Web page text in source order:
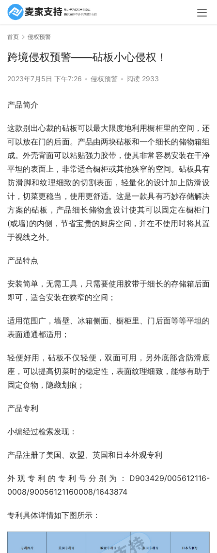
首页 侵权预警
跨境侵权预警——砧板小心侵权！
2023年7月5日 下午7:26 • 侵权预警 • 阅读 2933
产品简介
这款别出心裁的砧板可以最大限度地利用橱柜里的空间，还
可以放在门的后面。产品由两块砧板和一个细长的储物箱组
成。外壳背面可以粘贴强力胶带，使其非常容易安装在干净
平坦的表面上，非常适合橱柜或其他狭窄的空间。砧板具有
防滑脚和纹理细致的切割表面，轻量化的设计加上防滑设
计，切菜更稳当，使用更舒适。这是一款具有巧妙存储解决
方案的砧板，产品细长储物盒设计使其可以固定在橱柜门
(或墙)的内侧，节省宝贵的厨房空间，并在不使用时将其置
于视线之外。
产品特点
安装简单，无需工具，只需要使用胶带于细长的存储箱后面
即可，适合安装在狭窄的空间；
适用范围广，墙壁、冰箱侧面、橱柜里、门后面等等平坦的
表面通通都适用；
轻便好用，砧板不仅轻便，双面可用，另外底部含防滑底
座，可以提高切菜时的稳定性，表面纹理细致，能够有助于
固定食物，隐藏划痕；
产品专利
小编经过检索发现：
产品注册了美国、欧盟、英国和日本外观专利
外观专利的专利号分别为：D903429/005612116-
0008/90056121160008/1643874
专利具体详情如下图所示：